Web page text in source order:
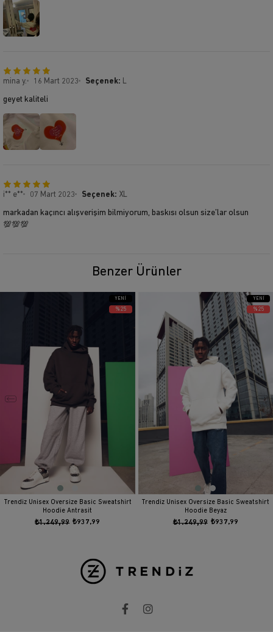
mina y. 16 Mart 2023 Seçenek: L
geyet kaliteli
i** e** 07 Mart 2023 Seçenek: XL
markadan kaçıncı alışverişim bilmiyorum, baskısı olsun size’lar olsun
💯💯💯
Benzer Ürünler
Trendiz Unisex Oversize Basic Sweatshirt
Hoodie Antrasit
₺937,99
₺1.249,99
YENI
ÜRÜN
%25
Trendiz Unisex Oversize Basic Sweatshirt
Hoodie Beyaz
₺937,99
₺1.249,99
YENI
ÜRÜN
%25